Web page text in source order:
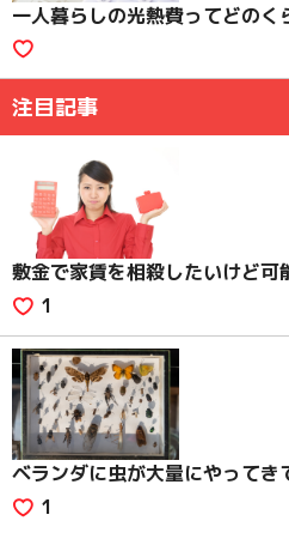
一人暮らしの光熱費ってどのく
注目記事
敷金で家賃を相殺したいけど可
1
ベランダに虫が大量にやってき
1